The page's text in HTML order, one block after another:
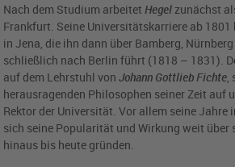
Nach dem Studium arbeitet Hegel zunächst
Frankfurt. Seine Universitätskarriere ab
in Jena, die ihn dann über Bamberg,
schließlich nach Berlin führt (1818 – 1831).
auf dem Lehrstuhl vonJohann Gottlieb Fichte
herausragenden Philosophen seiner Zeit auf
Rektor der Universität. Vor allem seine Jahre
sich seine Popularität und Wirkung weit über
hinaus bis heute gründen.